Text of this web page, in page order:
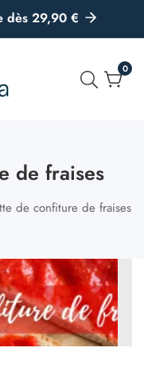
dès 29,90 €
00
de fraises
de confiture de fraises